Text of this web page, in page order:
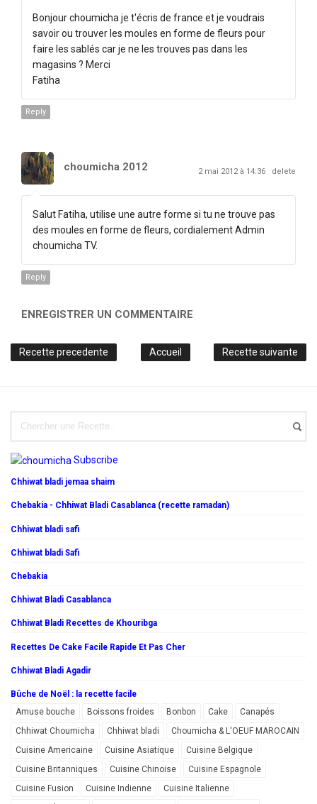
Bonjour choumicha je t'écris de france et je voudrais
savoir ou trouver les moules en forme de fleurs pour
faire les sablés car je ne les trouves pas dans les
magasins ? Merci
Fatiha
Reply
choumicha 2012 2 mai 2012 à 14:36 delete
Salut Fatiha, utilise une autre forme si tu ne trouve pas
des moules en forme de fleurs, cordialement Admin
choumicha TV.
Reply
ENREGISTRER UN COMMENTAIRE
Recette precedente Recette suivante
Accueil
Subscribe
Chhiwat bladi jemaa shaim
Chebakia - Chhiwat Bladi Casablanca (recette ramadan)
Chhiwat bladi safi
Chhiwat bladi Safi
Chebakia
Chhiwat Bladi Casablanca
Chhiwat Bladi Recettes de Khouribga
Recettes De Cake Facile Rapide Et Pas Cher
Chhiwat Bladi Agadir
Bûche de Noël : la recette facile
Amuse bouche
Boissons froides Bonbon Cake
Canapés
Chhiwat Choumicha
Chhiwat bladi
Choumicha & L'OEUF MAROCAIN
Cuisine Americaine
Cuisine Asiatique
Cuisine Belgique
Cuisine Britanniques
Cuisine Chinoise
Cuisine Espagnole
Cuisine Fusion
Cuisine Indienne
Cuisine Italienne